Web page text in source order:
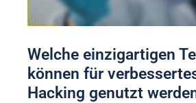
Welche einzigartigen
können für
Hacking genutzt